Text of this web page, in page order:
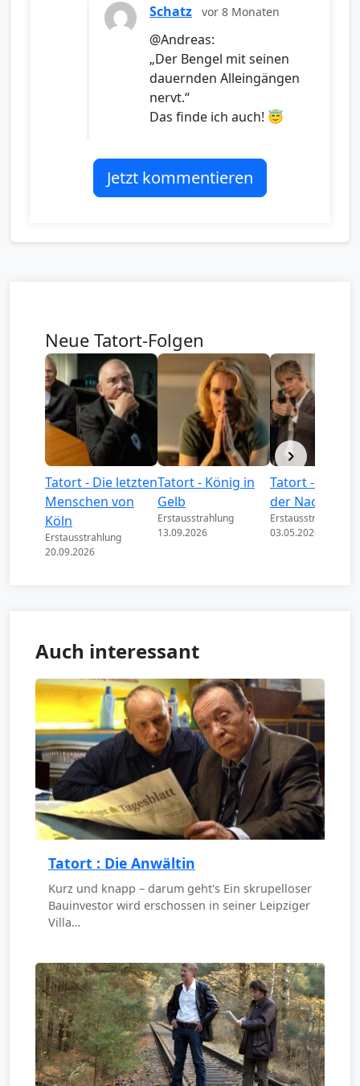
Schatz vor 8 Monaten
@Andreas:
„Der Bengel mit seinen
dauernden Alleingängen
nervt.“
Das finde ich auch! 😇
Jetzt kommentieren
Neue Tatort-Folgen
Tatort - Die letzten
Menschen von
Köln
Erstausstrahlung
20.09.2026
Tatort - König in
Gelb
Erstausstrahlung
13.09.2026
Tatort - Könige
der Nacht
Erstausstrahlung
03.05.2026
Auch interessant
Tatort : Die Anwältin
Kurz und knapp – darum geht's Ein skrupelloser
Bauinvestor wird erschossen in seiner Leipziger
Villa…